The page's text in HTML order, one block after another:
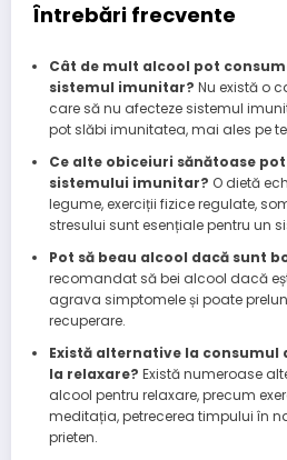
Întrebări frecvente
Cât de mult alcool pot
sistemul imunitar? Nu există o
care să nu afecteze sistemul
pot slăbi imunitatea, mai ales pe
Ce alte obiceiuri sănătoase
sistemului imunitar? O dietă
legume, exerciții fizice regulate,
stresului sunt esențiale pentru un
Pot să beau alcool dacă sunt
recomandat să bei alcool dacă
agrava simptomele și poate
recuperare.
Există alternative la consumul
la relaxare? Există numeroase
alcool pentru relaxare, precum
meditația, petrecerea timpului în
prieten.